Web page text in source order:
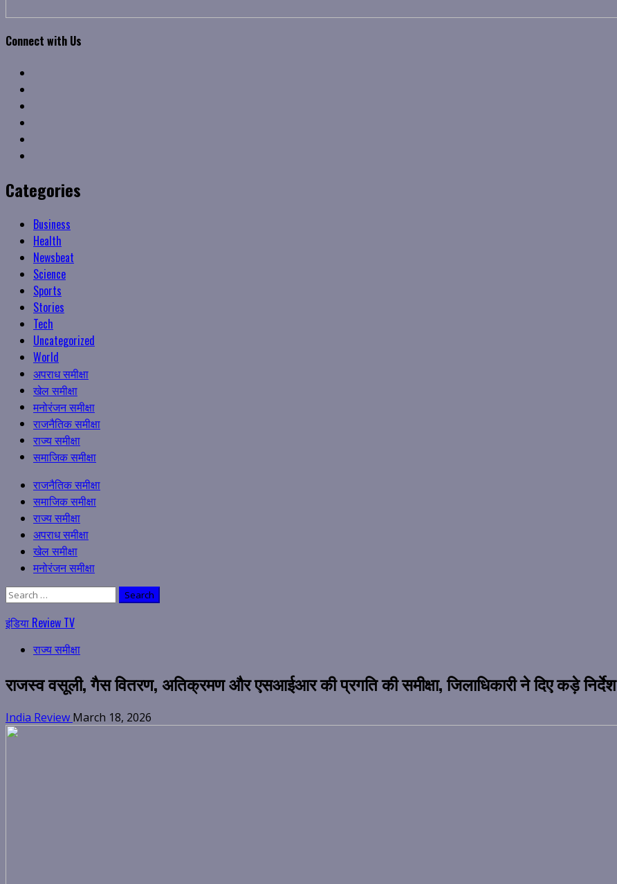
Connect with Us
Categories
Business
Health
Newsbeat
Science
Sports
Stories
Tech
Uncategorized
World
अपराध समीक्षा
खेल समीक्षा
मनोरंजन समीक्षा
राजनैतिक समीक्षा
राज्य समीक्षा
समाजिक समीक्षा
Primary
Menu
राजनैतिक समीक्षा
समाजिक समीक्षा
राज्य समीक्षा
अपराध समीक्षा
खेल समीक्षा
मनोरंजन समीक्षा
Search
इंडिया Review TV
राज्य समीक्षा
राजस्व वसूली, गैस वितरण, अतिक्रमण और एसआईआर की प्रगति की समीक्षा, जिलाधिकारी ने दिए कड़े निर्देश
India Review March 18, 2026